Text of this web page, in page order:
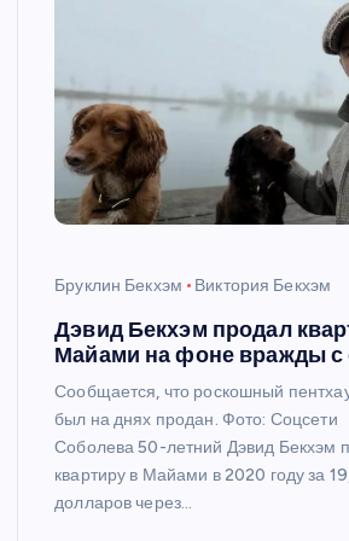
Бруклин Бекхэм Виктория Бекхэм
Дэвид Бекхэм продал
Майами на фоне вражды
Сообщается, что роскошный
был на днях продан. Фото: Соцсети
Соболева 50-летний Дэвид Бекхэм
квартиру в Майами в 2020 году за
долларов через…